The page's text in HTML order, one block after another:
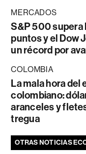
MERCADOS
S&P 500 supera
puntos y el Dow
un récord por
COLOMBIA
La mala hora del
colombiano:
aranceles y
tregua
OTRAS NOTICIAS